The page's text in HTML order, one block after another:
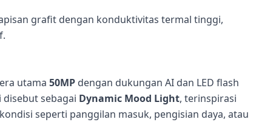
grafit dengan konduktivitas termal tinggi,
utama 50MP dengan dukungan AI dan LED flash
sebagai Dynamic Mood Light, terinspirasi
seperti panggilan masuk, pengisian daya, atau